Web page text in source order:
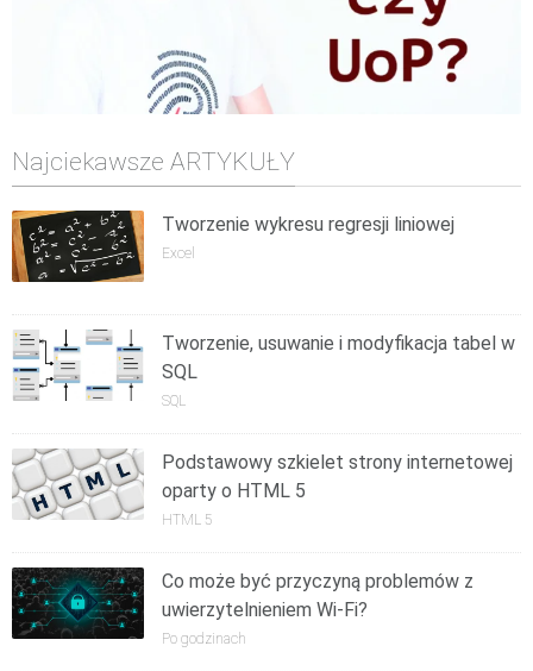
Najciekawsze ARTYKUŁY
Tworzenie wykresu regresji liniowej
Excel
Tworzenie, usuwanie i modyfikacja tabel w
SQL
SQL
Podstawowy szkielet strony internetowej
oparty o HTML 5
HTML 5
Co może być przyczyną problemów z
uwierzytelnieniem Wi-Fi?
Po godzinach